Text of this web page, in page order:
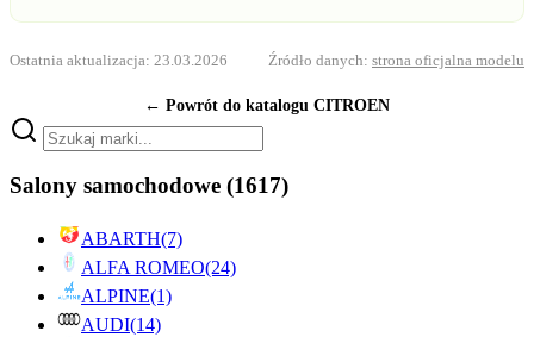
Ostatnia aktualizacja: 23.03.2026 Źródło danych: strona oficjalna modelu
← Powrót do katalogu CITROEN
Salony samochodowe (1617)
ABARTH(7)
ALFA ROMEO(24)
ALPINE(1)
AUDI(14)